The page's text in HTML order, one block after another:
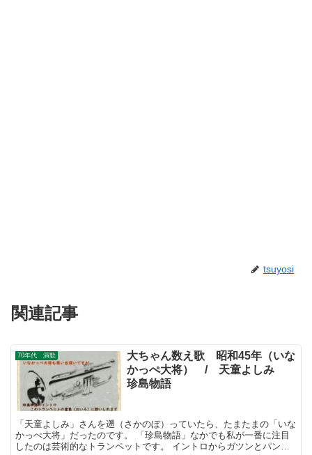
tsuyosi
関連記事
70年代 演歌
大ちゃん数え歌 昭和45年（いな
かっぺ大将） / 天童よしみ
珍島物語
「天童よしみ」さんを遡（さかのぼ）っていたら、たまたまの「いな
かっぺ大将」だったのです。 「珍島物語」なかでも私が一番に注目
したのは芸術的なトランペットです。 イントロからガツンとパンチ